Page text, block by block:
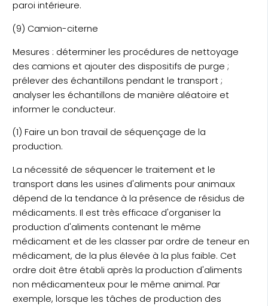
paroi intérieure.
(9) Camion-citerne
Mesures : déterminer les procédures de nettoyage
des camions et ajouter des dispositifs de purge ;
prélever des échantillons pendant le transport ;
analyser les échantillons de manière aléatoire et
informer le conducteur.
(1) Faire un bon travail de séquençage de la
production.
La nécessité de séquencer le traitement et le
transport dans les usines d'aliments pour animaux
dépend de la tendance à la présence de résidus de
médicaments. Il est très efficace d'organiser la
production d'aliments contenant le même
médicament et de les classer par ordre de teneur en
médicament, de la plus élevée à la plus faible. Cet
ordre doit être établi après la production d'aliments
non médicamenteux pour le même animal. Par
exemple, lorsque les tâches de production des